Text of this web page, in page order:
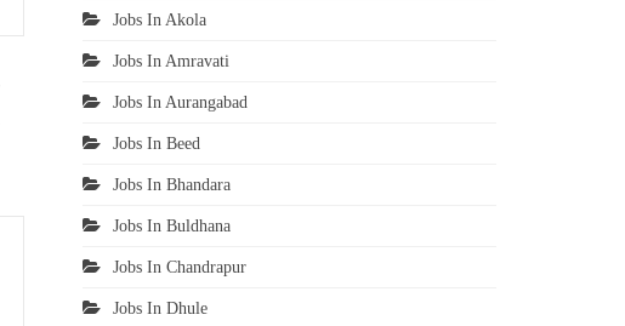
Jobs In Akola
Jobs In Amravati
Jobs In Aurangabad
Jobs In Beed
Jobs In Bhandara
Jobs In Buldhana
Jobs In Chandrapur
Jobs In Dhule